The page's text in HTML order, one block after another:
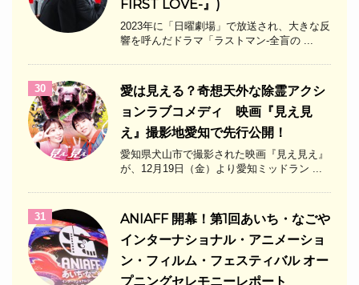
FIRST LOVE-』)
2023年に「日曜劇場」で放送され、大きな反
響を呼んだドラマ「ラストマン-全盲の ...
30
愛は見える？奇想天外な除霊アクシ
ョンラブコメディ 映画『見え見
え』撮影地愛知で先行公開！
愛知県犬山市で撮影された映画『見え見え』
が、12月19日（金）より愛知ミッドラン ...
31
ANIAFF 開幕！第1回あいち・なごや
インターナショナル・アニメーショ
ン・フィルム・フェスティバル オー
プニングセレモニーレポート